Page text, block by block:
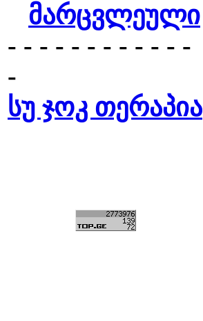
მარცვლეული
- - - - - - - - - - - -
-
სუ ჯოკ თერაპია